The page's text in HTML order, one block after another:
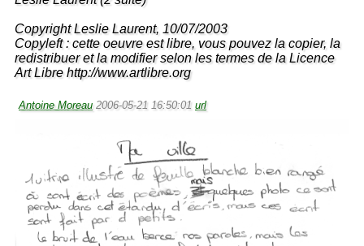
Copyright Leslie Laurent, 10/07/2003
Copyleft : cette oeuvre est libre, vous pouvez la copier, la
redistribuer et la modifier selon les termes de la Licence
Art Libre http://www.artlibre.org
Antoine Moreau 2006-05-21 16:50:01 url